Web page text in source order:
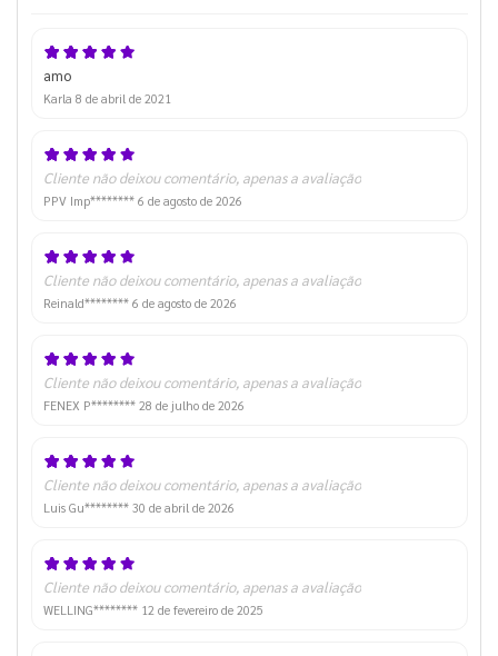
amo
Karla 8 de abril de 2021
Cliente não deixou comentário, apenas a avaliação
PPV Imp******** 6 de agosto de 2026
Cliente não deixou comentário, apenas a avaliação
Reinald******** 6 de agosto de 2026
Cliente não deixou comentário, apenas a avaliação
FENEX P******** 28 de julho de 2026
Cliente não deixou comentário, apenas a avaliação
Luis Gu******** 30 de abril de 2026
Cliente não deixou comentário, apenas a avaliação
WELLING******** 12 de fevereiro de 2025